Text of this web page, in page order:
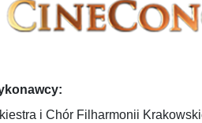
i Chór Filharmonii